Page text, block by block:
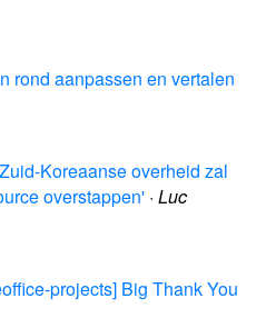
rond aanpassen en vertalen
Koreaanse overheid zal
overstappen' · Luc
projects] Big Thank You